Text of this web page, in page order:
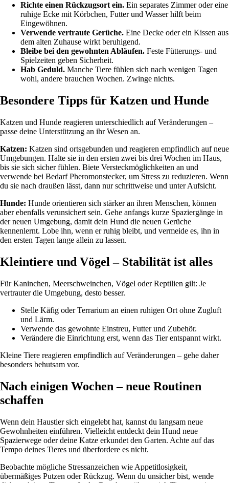
Richte einen Rückzugsort ein. Ein separates Zimmer oder eine
ruhige Ecke mit Körbchen, Futter und Wasser hilft beim
Eingewöhnen.
Verwende vertraute Gerüche. Eine Decke oder ein Kissen aus
dem alten Zuhause wirkt beruhigend.
Bleibe bei den gewohnten Abläufen. Feste Fütterungs- und
Spielzeiten geben Sicherheit.
Hab Geduld. Manche Tiere fühlen sich nach wenigen Tagen
wohl, andere brauchen Wochen. Zwinge nichts.
Besondere Tipps für Katzen und Hunde
Katzen und Hunde reagieren unterschiedlich auf Veränderungen –
passe deine Unterstützung an ihr Wesen an.
Katzen: Katzen sind ortsgebunden und reagieren empfindlich auf neue
Umgebungen. Halte sie in den ersten zwei bis drei Wochen im Haus,
bis sie sich sicher fühlen. Biete Versteckmöglichkeiten an und
verwende bei Bedarf Pheromonstecker, um Stress zu reduzieren. Wenn
du sie nach draußen lässt, dann nur schrittweise und unter Aufsicht.
Hunde: Hunde orientieren sich stärker an ihren Menschen, können
aber ebenfalls verunsichert sein. Gehe anfangs kurze Spaziergänge in
der neuen Umgebung, damit dein Hund die neuen Gerüche
kennenlernt. Lobe ihn, wenn er ruhig bleibt, und vermeide es, ihn in
den ersten Tagen lange allein zu lassen.
Kleintiere und Vögel – Stabilität ist alles
Für Kaninchen, Meerschweinchen, Vögel oder Reptilien gilt: Je
vertrauter die Umgebung, desto besser.
Stelle Käfig oder Terrarium an einen ruhigen Ort ohne Zugluft
und Lärm.
Verwende das gewohnte Einstreu, Futter und Zubehör.
Verändere die Einrichtung erst, wenn das Tier entspannt wirkt.
Kleine Tiere reagieren empfindlich auf Veränderungen – gehe daher
besonders behutsam vor.
Nach einigen Wochen – neue Routinen
schaffen
Wenn dein Haustier sich eingelebt hat, kannst du langsam neue
Gewohnheiten einführen. Vielleicht entdeckt dein Hund neue
Spazierwege oder deine Katze erkundet den Garten. Achte auf das
Tempo deines Tieres und überfordere es nicht.
Beobachte mögliche Stressanzeichen wie Appetitlosigkeit,
übermäßiges Putzen oder Rückzug. Wenn du unsicher bist, wende